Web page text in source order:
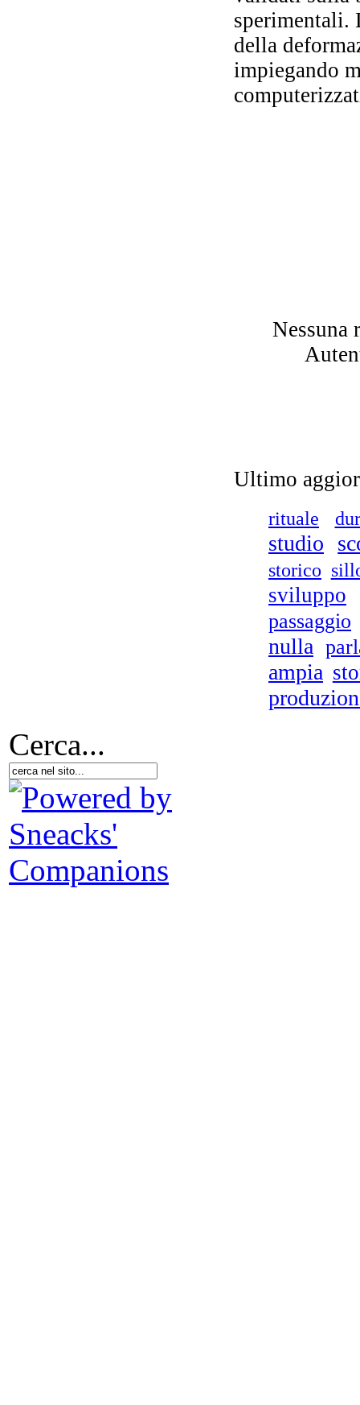
sperimentali.
della
impiegando
Nessuna
Ultimo
rituale
studio
storico
sviluppo
passaggio
nulla
ampia
Cerca...